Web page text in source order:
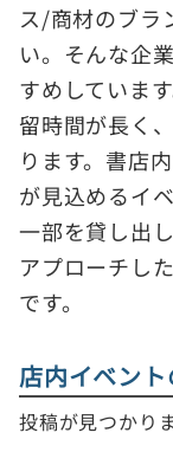
ス/商材のブラ
い。そんな企
すめしていま
留時間が長く
ります。書店
が見込めるイ
一部を貸し出
アプローチし
です。
店内イベン
投稿が見つかり